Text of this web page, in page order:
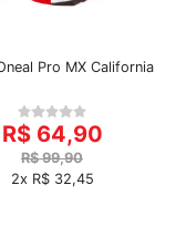
Pro MX California
R$ 64,90
R$ 99,90
2x R$ 32,45